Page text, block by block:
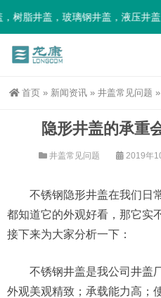
脂井盖，玻璃钢井盖，液压井盖
首页 » 新闻资讯 » 井盖常见问题 »
隐形井盖的承重
井盖常见问题 2019年
不锈钢隐形井盖在我们日
都知道它的外观好看，那它实
接下来为大家分析一下：
不锈钢井盖是我公司井盖
外观美观精致；承载能力高；